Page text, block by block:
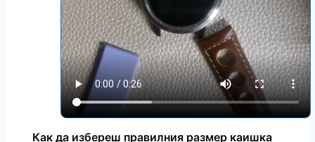
Как да избереш правилния размер каишка